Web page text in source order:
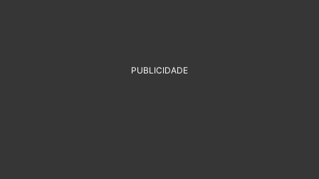
PUBLICIDADE